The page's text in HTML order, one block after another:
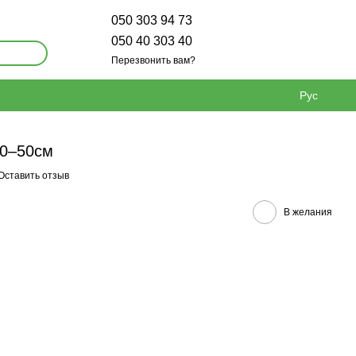
050 303 94 73
050 40 303 40
Перезвонить вам?
Рус
отзыв
В желания